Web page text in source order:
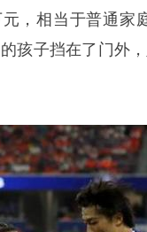
，相当于普通家
孩子挡在了门外